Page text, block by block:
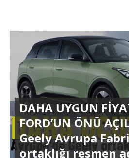
DAHA UYGUN
FORD’UN ÖNÜ
Geely Avrupa
ortaklığı resmen